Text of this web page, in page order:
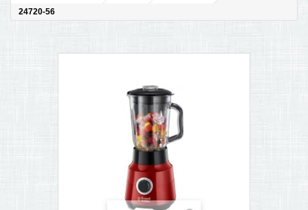
MULTIKEETJA.EE OSTUABI
24720-56